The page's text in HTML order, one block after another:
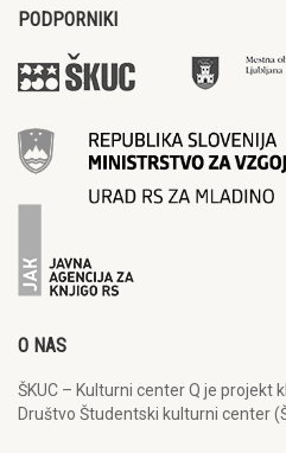
PODPORNIKI
O NAS
ŠKUC – Kulturni center Q je projekt
Društvo Študentski kulturni center